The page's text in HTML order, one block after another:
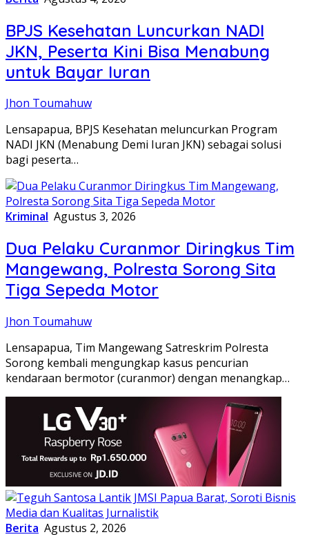
BPJS Kesehatan Luncurkan NADI
JKN, Peserta Kini Bisa Menabung
untuk Bayar Iuran
Jhon Toumahuw
Lensapapua, BPJS Kesehatan meluncurkan Program
NADI JKN (Menabung Demi Iuran JKN) sebagai solusi
bagi peserta…
Kriminal Agustus 3, 2026
Dua Pelaku Curanmor Diringkus Tim
Mangewang, Polresta Sorong Sita
Tiga Sepeda Motor
Jhon Toumahuw
Lensapapua, Tim Mangewang Satreskrim Polresta
Sorong kembali mengungkap kasus pencurian
kendaraan bermotor (curanmor) dengan menangkap…
Berita Agustus 2, 2026